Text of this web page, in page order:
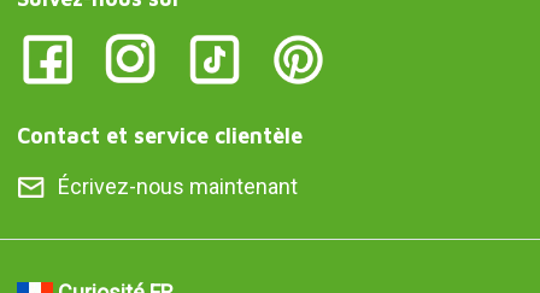
Contact et service clientèle
Écrivez-nous maintenant